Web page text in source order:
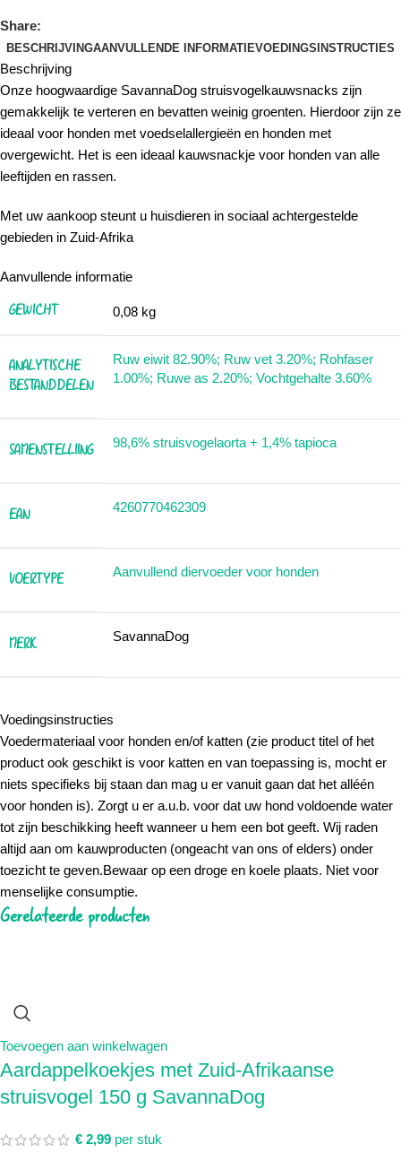
Share:
BESCHRIJVINGAANVULLENDE INFORMATIEVOEDINGSINSTRUCTIES
Beschrijving
Onze hoogwaardige SavannaDog struisvogelkauwsnacks zijn
gemakkelijk te verteren en bevatten weinig groenten. Hierdoor zijn ze
ideaal voor honden met voedselallergieën en honden met
overgewicht. Het is een ideaal kauwsnackje voor honden van alle
leeftijden en rassen.
Met uw aankoop steunt u huisdieren in sociaal achtergestelde
gebieden in Zuid-Afrika
Aanvullende informatie
GEWICHT 0,08 kg
ANALYTISCHE
BESTANDDELEN
Ruw eiwit 82.90%; Ruw vet 3.20%; Rohfaser
1.00%; Ruwe as 2.20%; Vochtgehalte 3.60%
SAMENSTELLIING 98,6% struisvogelaorta + 1,4% tapioca
EAN 4260770462309
VOERTYPE Aanvullend diervoeder voor honden
MERK SavannaDog
Voedingsinstructies
Voedermateriaal voor honden en/of katten (zie product titel of het
product ook geschikt is voor katten en van toepassing is, mocht er
niets specifieks bij staan dan mag u er vanuit gaan dat het alléén
voor honden is). Zorgt u er a.u.b. voor dat uw hond voldoende water
tot zijn beschikking heeft wanneer u hem een bot geeft. Wij raden
altijd aan om kauwproducten (ongeacht van ons of elders) onder
toezicht te geven.Bewaar op een droge en koele plaats. Niet voor
menselijke consumptie.
Gerelateerde producten
Toevoegen aan winkelwagen
Aardappelkoekjes met Zuid-Afrikaanse
struisvogel 150 g SavannaDog
€ 2,99 per stuk